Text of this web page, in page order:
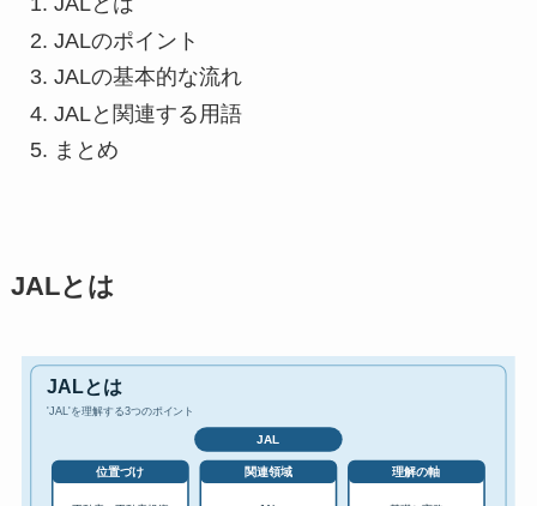
JALのポイント
JALの基本的な流れ
JALと関連する用語
まとめ
JALとは